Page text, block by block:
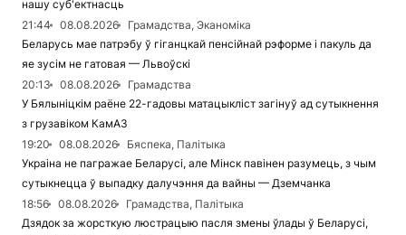
нашу суб'ектнасць
21:44
08.08.2026
Грамадства, Эканоміка
Беларусь мае патрэбу ў гіганцкай пенсійнай рэформе і пакуль да
яе зусім не гатовая — Львоўскі
20:13
08.08.2026
Грамадства
У Бялыніцкім раёне 22-гадовы матацыкліст загінуў ад сутыкнення
з грузавіком КамАЗ
19:20
08.08.2026
Бяспека, Палітыка
Украіна не пагражае Беларусі, але Мінск павінен разумець, з чым
сутыкнецца ў выпадку далучэння да вайны — Дземчанка
18:56
08.08.2026
Грамадства, Палітыка
Дзядок за жорсткую люстрацыю пасля змены ўлады ў Беларусі,